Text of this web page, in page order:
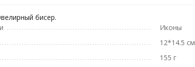
бисер.
Иконы
12*14.5 см
155 г